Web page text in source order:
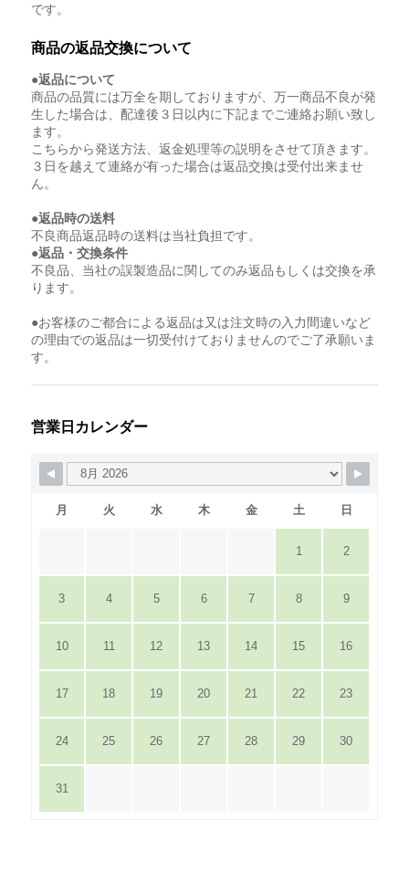
です。
商品の返品交換について
●返品について
商品の品質には万全を期しておりますが、万一商品不良が発
生した場合は、配達後３日以内に下記までご連絡お願い致し
ます。
こちらから発送方法、返金処理等の説明をさせて頂きます。
３日を越えて連絡が有った場合は返品交換は受付出来ませ
ん。
●返品時の送料
不良商品返品時の送料は当社負担です。
●返品・交換条件
不良品、当社の誤製造品に関してのみ返品もしくは交換を承
ります。
●お客様のご都合による返品は又は注文時の入力間違いなど
の理由での返品は一切受付けておりませんのでご了承願いま
す。
営業日カレンダー
月 火 水 木 金 土 日
1 2
3 4 5 6 7 8 9
10 11 12 13 14 15 16
17 18 19 20 21 22 23
24 25 26 27 28 29 30
31